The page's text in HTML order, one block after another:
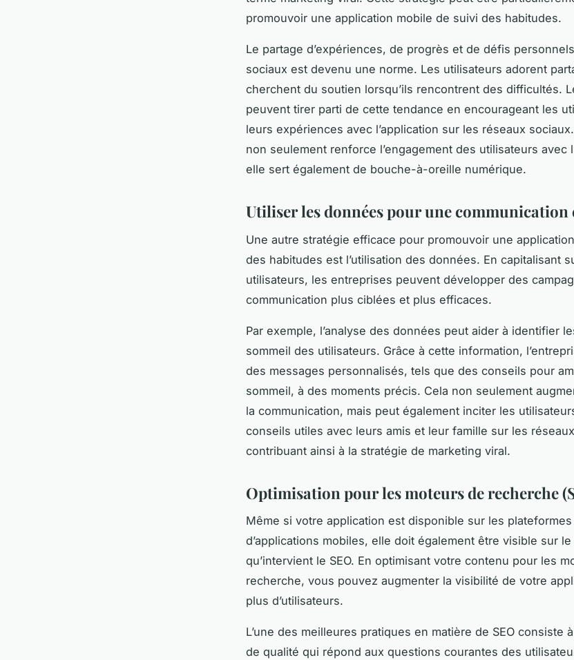
promouvoir une application mobile de suivi des habitudes.
Le partage d’expériences, de progrès et de défis
sociaux est devenu une norme. Les utilisateurs adorent
cherchent du soutien lorsqu’ils rencontrent des difficultés.
peuvent tirer parti de cette tendance en encourageant les
leurs expériences avec l’application sur les réseaux
non seulement renforce l’engagement des utilisateurs avec
elle sert également de bouche-à-oreille numérique.
Utiliser les données pour une communication
Une autre stratégie efficace pour promouvoir une
des habitudes est l’utilisation des données. En capitalisant
utilisateurs, les entreprises peuvent développer des
communication plus ciblées et plus efficaces.
Par exemple, l’analyse des données peut aider à identifier
sommeil des utilisateurs. Grâce à cette information,
des messages personnalisés, tels que des conseils pour
sommeil, à des moments précis. Cela non seulement
la communication, mais peut également inciter les
conseils utiles avec leurs amis et leur famille sur les
contribuant ainsi à la stratégie de marketing viral.
Optimisation pour les moteurs de recherche
Même si votre application est disponible sur les
d’applications mobiles, elle doit également être visible sur le
qu’intervient le SEO. En optimisant votre contenu pour les
recherche, vous pouvez augmenter la visibilité de votre
plus d’utilisateurs.
L’une des meilleures pratiques en matière de SEO consiste
de qualité qui répond aux questions courantes des